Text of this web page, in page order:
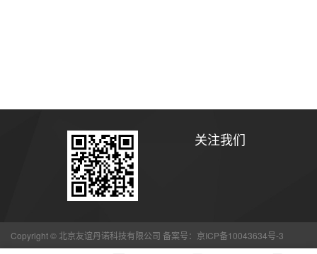
关注我们
Copyright © 北京友谊丹诺科技有限公司 备案号： 京ICP备10043634号-3